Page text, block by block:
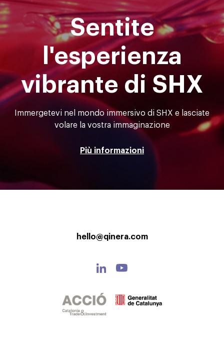
Sentite
l'esperienza
vibrante di SHX
Immergetevi nel mondo immersivo di SHX e lasciate
volare la vostra immaginazione
Più informazioni
hello@qinera.com